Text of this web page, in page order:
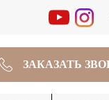
ЗАКАЗАТЬ